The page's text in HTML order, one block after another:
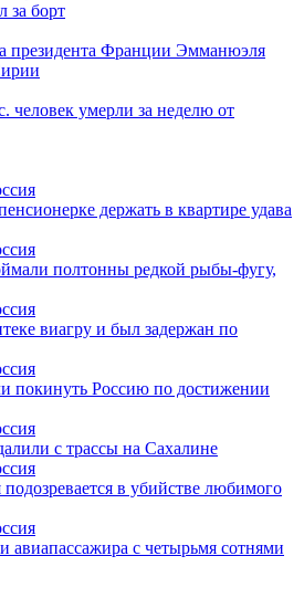
за борт
Франции Эмманюэля
человек умерли за неделю от
держать в квартире удава
полтонны редкой рыбы-фугу,
виагру и был задержан по
покинуть Россию по достижении
с трассы на Сахалине
в убийстве любимого
авиапассажира с четырьмя сотнями